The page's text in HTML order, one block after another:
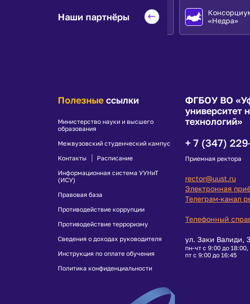
Наши партнёры
Евразийский НОЦ
Консорциум
«Недра»
Полезные ссылки
Министерство науки и высшего
образования
Межвузовский студенческий кампус
Контакты
Расписание
Информационная система УУНиТ
(ИСУ)
Правовая база
Противодействие коррупции
Противодействие терроризму
Сведения о доходах руководителя
Инструкция по оплате обучения
Политика конфиденциальности
ФГБОУ ВО
университет
технологий»
+ 7 (347)
Приемная ректора
rector@uust.ru
Электронная
Телеграм-канал
Телефонный
ул. Заки Валиди,
пн-чт с 9:00 до 18:00,
пт с 9:00 до 16:45